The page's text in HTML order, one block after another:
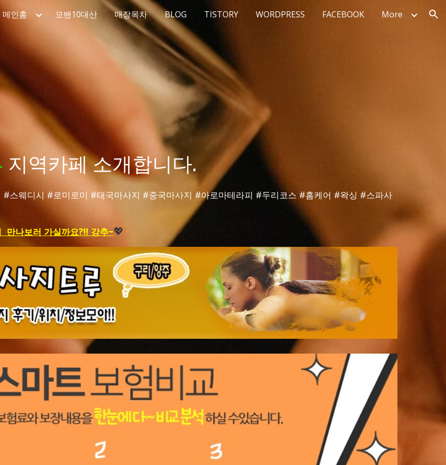
main content Skip to navigation
메인홈 모밴10대산 매장목차 BLOG TISTORY WORDPRESS FACEBOOK More
지역카페 소개합니다.
#스웨디시 #로미로미 #태국마사지 #중국마사지 #아로마테라피 #두리코스 #홈케어 #왁싱 #스파사
만나보러 가실까요?!! 강추~💖